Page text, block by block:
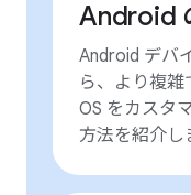
Android
Android デバ
ら、より複
OS をカスタ
方法を紹介し